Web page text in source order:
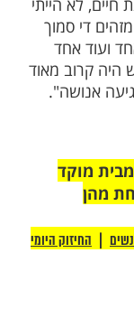
"זמן קצר לאחר הפיגוע הגיעו לנו חמישה פצועים 2
הרב
לצערינו
אלה
לגבי